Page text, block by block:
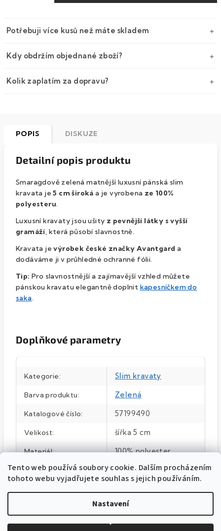
Tento web používá soubory cookie. Dalším procházením
tohoto webu vyjadřujete souhlas s jejich používáním.
Nastavení
Potřebuji více kusů než máte skladem
Kdy obdržím objednané zboží?
Kolik zaplatím za dopravu?
POPIS DISKUZE
Detailní popis produktu
Smaragdově zelená matnější luxusní pánská slim
kravata je 5 cm široká a je vyrobena ze 100%
polyesteru.
Luxusní kravaty jsou ušity z pevnější látky s vyšší
gramáží, která působí slavnostně.
Kravata je výrobek české značky Avantgard a
dodáváme ji v průhledné ochranné fólii.
Tip: Pro slavnostnější a zajímavější vzhled můžete
pánskou kravatu elegantně doplnit kapesníčkem do
saka.
Doplňkové parametry
Kategorie: Slim kravaty
Barva produktu: Zelená
Katalogové číslo: 57199490
Velikost: šířka 5 cm
Materiál: 100% polyester
Barva: Zelená/petrol MAT